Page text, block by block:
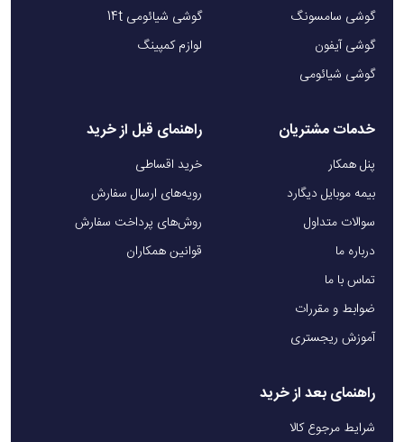
گوشی سامسونگ
گوشی آیفون
گوشی شیائومی
گوشی شیائومی 14t
لوازم کمپینگ
خدمات مشتریان
پنل همکار
بیمه موبایل دیگارد
سوالات متداول
درباره ما
تماس با ما
ضوابط و مقررات
آموزش ریجستری
راهنمای قبل از خرید
خرید اقساطی
رویه‌های ارسال سفارش
روش‌های پرداخت سفارش
قوانین همکاران
راهنمای بعد از خرید
شرایط مرجوع کالا